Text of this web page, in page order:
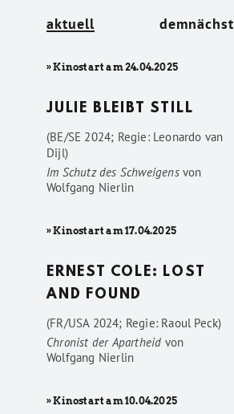
aktuell demnächst
» Kinostart am 24.04.2025
JULIE BLEIBT STILL
(BE/SE 2024; Regie: Leonardo van
Dijl)
Im Schutz des Schweigensvon
Wolfgang Nierlin
» Kinostart am 17.04.2025
ERNEST COLE: LOST
AND FOUND
(FR/USA 2024; Regie: Raoul Peck)
Chronist der Apartheid von
Wolfgang Nierlin
» Kinostart am 10.04.2025